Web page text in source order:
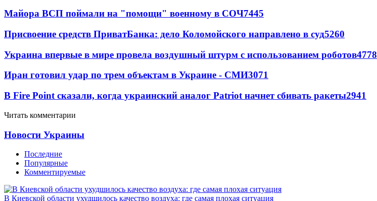
Майора ВСП поймали на "помощи" военному в СОЧ7445
Присвоение средств ПриватБанка: дело Коломойского направлено в суд5260
Украина впервые в мире провела воздушный штурм с использованием роботов4778
Иран готовил удар по трем объектам в Украине - СМИ3071
В Fire Point сказали, когда украинский аналог Patriot начнет сбивать ракеты2941
Читать комментарии
Новости Украины
Последние
Популярные
Комментируемые
В Киевской области ухудшилось качество воздуха: где самая плохая ситуация